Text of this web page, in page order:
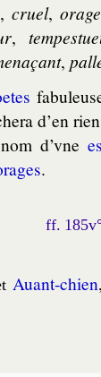
, cruel,
,
,
d’en
d’vne
.
ff.
Auant-chien